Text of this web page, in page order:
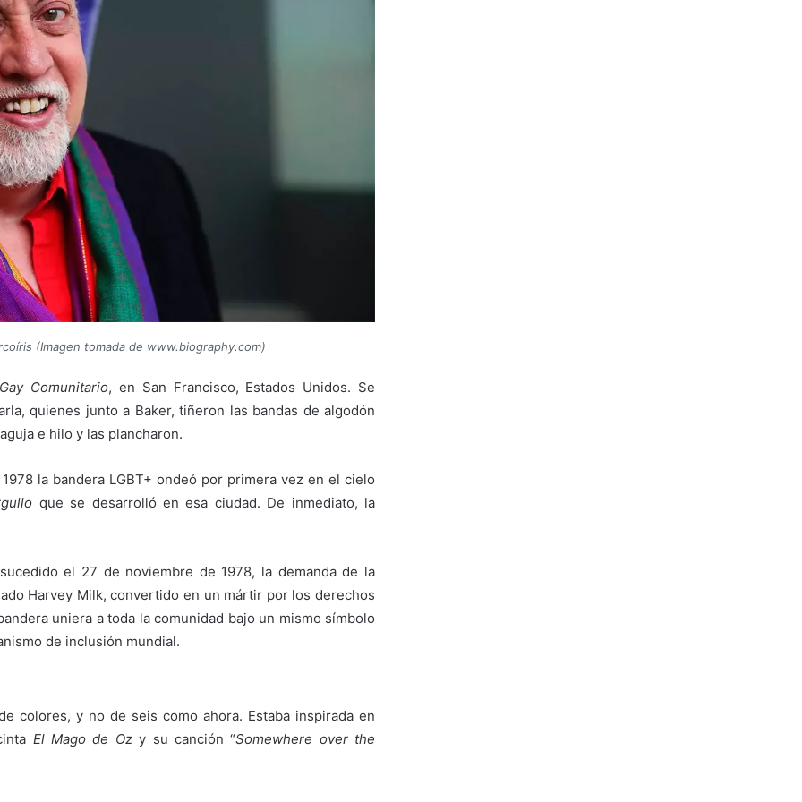
(Imagen tomada de www.biography.com)
Comunitario, en San Francisco, Estados Unidos. Se
quienes junto a Baker, tiñeron las bandas de algodón
e hilo y las plancharon.
la bandera LGBT+ ondeó por primera vez en el cielo
que se desarrolló en esa ciudad. De inmediato, la
el 27 de noviembre de 1978, la demanda de la
Harvey Milk, convertido en un mártir por los derechos
uniera a toda la comunidad bajo un mismo símbolo
de inclusión mundial.
colores, y no de seis como ahora. Estaba inspirada en
El Mago de Ozy su canción “Somewhere over the